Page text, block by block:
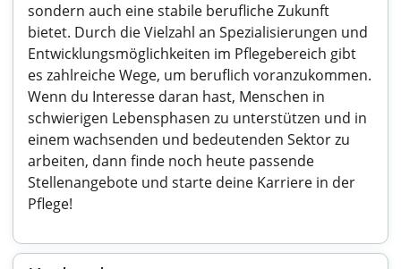
sondern auch eine stabile berufliche Zukunft
bietet. Durch die Vielzahl an Spezialisierungen und
Entwicklungsmöglichkeiten im Pflegebereich gibt
es zahlreiche Wege, um beruflich voranzukommen.
Wenn du Interesse daran hast, Menschen in
schwierigen Lebensphasen zu unterstützen und in
einem wachsenden und bedeutenden Sektor zu
arbeiten, dann finde noch heute passende
Stellenangebote und starte deine Karriere in der
Pflege!